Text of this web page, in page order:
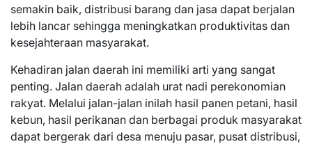
semakin baik, distribusi barang dan jasa dapat berjalan
lebih lancar sehingga meningkatkan produktivitas dan
kesejahteraan masyarakat.
Kehadiran jalan daerah ini memiliki arti yang sangat
penting. Jalan daerah adalah urat nadi perekonomian
rakyat. Melalui jalan-jalan inilah hasil panen petani, hasil
kebun, hasil perikanan dan berbagai produk masyarakat
dapat bergerak dari desa menuju pasar, pusat distribusi,